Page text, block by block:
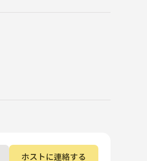
ホストに連絡する